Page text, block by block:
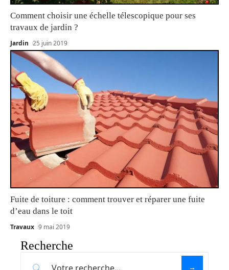
Comment choisir une échelle télescopique pour ses
travaux de jardin ?
Jardin 25 juin 2019
Fuite de toiture : comment trouver et réparer une fuite
d’eau dans le toit
Travaux 9 mai 2019
Recherche